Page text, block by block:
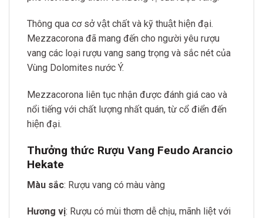
Thông qua cơ sở vật chất và kỹ thuật hiện đại.
Mezzacorona đã mang đến cho người yêu rượu
vang các loại rượu vang sang trọng và sắc nét của
Vùng Dolomites nước Ý.
Mezzacorona liên tục nhận được đánh giá cao và
nổi tiếng với chất lượng nhất quán, từ cổ điển đến
hiện đại.
Thưởng thức Rượu Vang Feudo Arancio
Hekate
Màu sắc: Rượu vang có màu vàng
Hương vị: Rượu có mùi thơm dễ chịu, mãnh liệt với